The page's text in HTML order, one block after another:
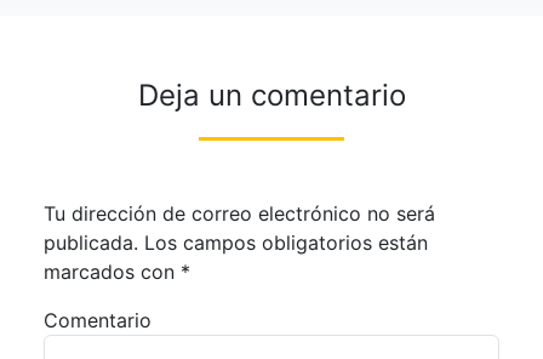
Deja un comentario
Tu dirección de correo electrónico no será
publicada. Los campos obligatorios están
marcados con *
Comentario